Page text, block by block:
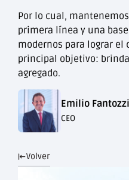
Por lo cual,
primera línea y una
modernos para lograr
principal objetivo:
agregado.
Emilio Fantozzi
CEO
Volver